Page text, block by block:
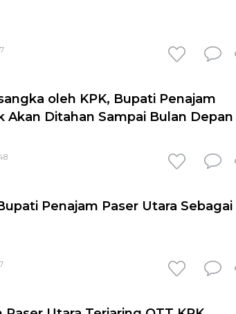
oleh KPK, Bupati Penajam
Akan Ditahan Sampai Bulan Depan
Penajam Paser Utara Sebagai